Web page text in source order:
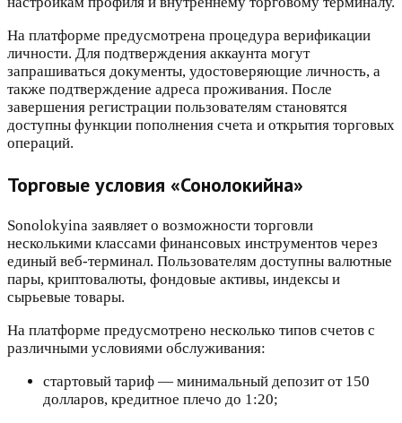
На платформе предусмотрена процедура верификации
личности. Для подтверждения аккаунта могут
запрашиваться документы, удостоверяющие личность, а
также подтверждение адреса проживания. После
завершения регистрации пользователям становятся
доступны функции пополнения счета и открытия торговых
операций.
Торговые условия «Сонолокийна»
Sonolokyina заявляет о возможности торговли
несколькими классами финансовых инструментов через
единый веб-терминал. Пользователям доступны валютные
пары, криптовалюты, фондовые активы, индексы и
сырьевые товары.
На платформе предусмотрено несколько типов счетов с
различными условиями обслуживания:
стартовый тариф — минимальный депозит от 150
долларов, кредитное плечо до 1:20;